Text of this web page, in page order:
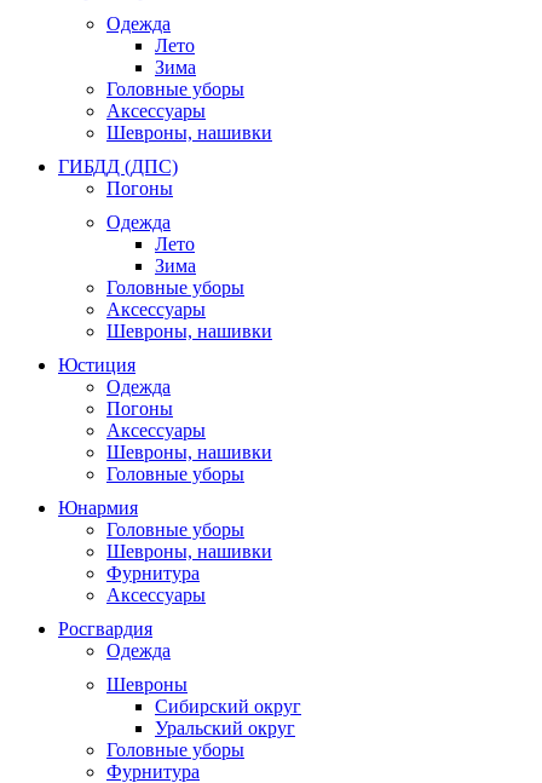
Одежда
Лето
Зима
Головные уборы
Аксессуары
Шевроны, нашивки
ГИБДД (ДПС)
Погоны
Одежда
Лето
Зима
Головные уборы
Аксессуары
Шевроны, нашивки
Юстиция
Одежда
Погоны
Аксессуары
Шевроны, нашивки
Головные уборы
Юнармия
Головные уборы
Шевроны, нашивки
Фурнитура
Аксессуары
Росгвардия
Одежда
Шевроны
Сибирский округ
Уральский округ
Головные уборы
Фурнитура